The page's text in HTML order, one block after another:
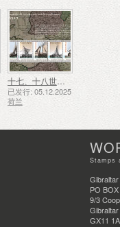
十七、十八世纪的航运——泥炭运输
已发行: 05.12.2025
荷兰
Stamps
PO
9/3
Gibraltar
GX11